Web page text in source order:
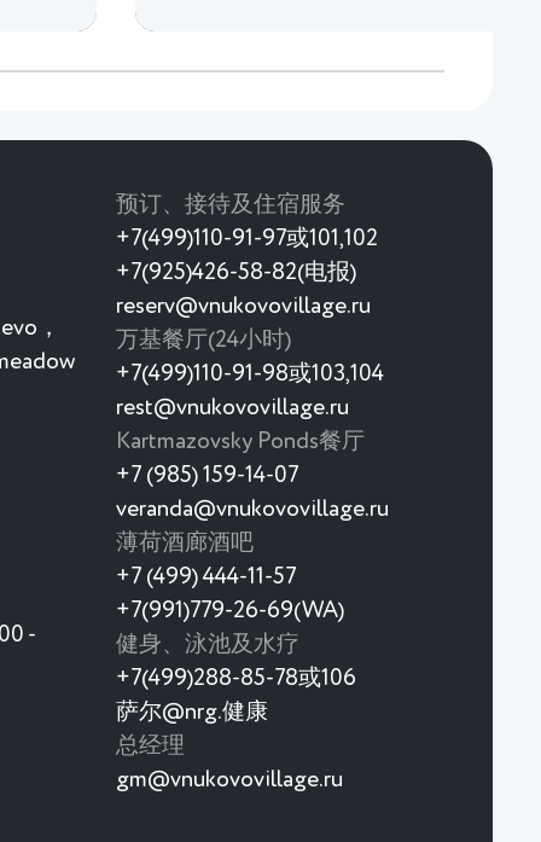
，
-
预订、接待及住宿服务
+7(499)110-91-97或101,102
+7(925)426-58-82(电报)
reserv@vnukovovillage.ru
万基餐厅(24小时)
+7(499)110-91-98或103,104
rest@vnukovovillage.ru
Kartmazovsky Ponds餐厅
+7 (985) 159-14-07
veranda@vnukovovillage.ru
薄荷酒廊酒吧
+7 (499) 444-11-57
+7(991)779-26-69(WA)
健身、泳池及水疗
+7(499)288-85-78或106
萨尔@nrg.健康
总经理
gm@vnukovovillage.ru